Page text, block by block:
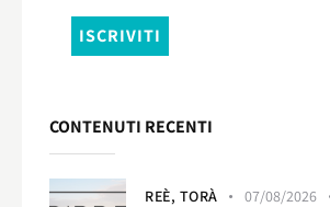
CONTENUTI RECENTI
REÈ, TORÀ 07/08/2026